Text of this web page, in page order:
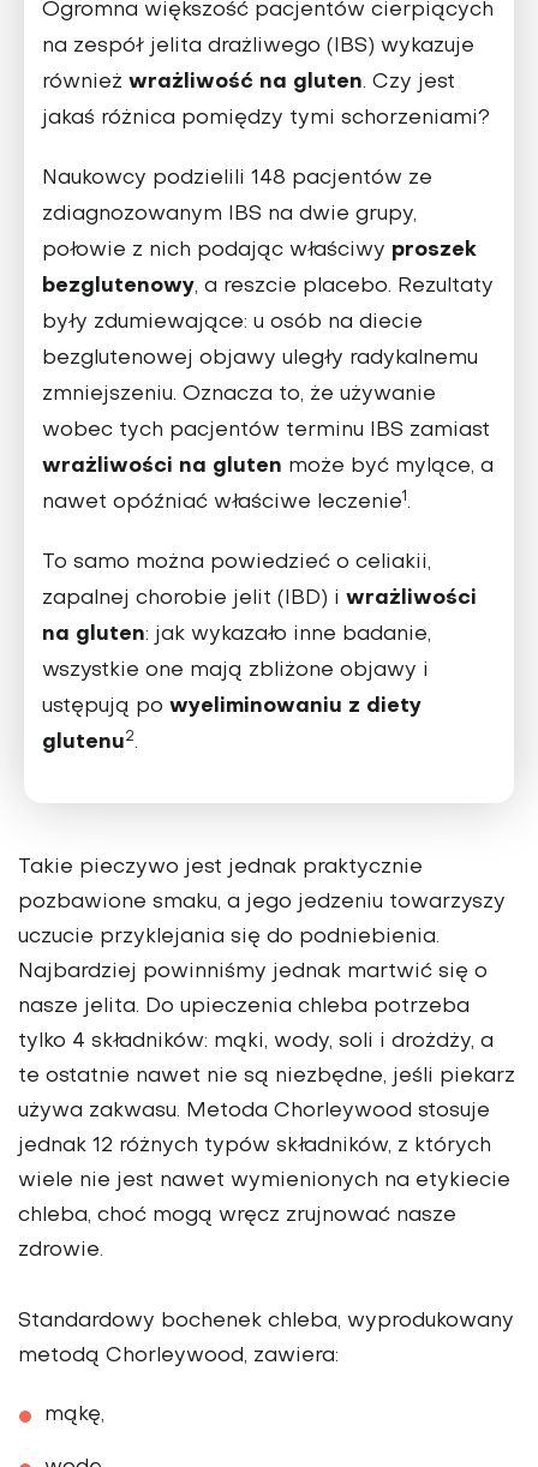
Ogromna większość pacjentów cierpiących
na zespół jelita drażliwego (IBS) wykazuje
również wrażliwość na gluten. Czy jest
jakaś różnica pomiędzy tymi schorzeniami?
Naukowcy podzielili 148 pacjentów ze
zdiagnozowanym IBS na dwie grupy,
połowie z nich podając właściwy proszek
bezglutenowy, a reszcie placebo. Rezultaty
były zdumiewające: u osób na diecie
bezglutenowej objawy uległy radykalnemu
zmniejszeniu. Oznacza to, że używanie
wobec tych pacjentów terminu IBS zamiast
wrażliwości na gluten może być mylące, a
nawet opóźniać właściwe leczenie1.
To samo można powiedzieć o celiakii,
zapalnej chorobie jelit (IBD) i wrażliwości
na gluten: jak wykazało inne badanie,
wszystkie one mają zbliżone objawy i
ustępują po wyeliminowaniu z diety
glutenu2.
Takie pieczywo jest jednak praktycznie
pozbawione smaku, a jego jedzeniu towarzyszy
uczucie przyklejania się do podniebienia.
Najbardziej powinniśmy jednak martwić się o
nasze jelita. Do upieczenia chleba potrzeba
tylko 4 składników: mąki, wody, soli i drożdży, a
te ostatnie nawet nie są niezbędne, jeśli piekarz
używa zakwasu. Metoda Chorleywood stosuje
jednak 12 różnych typów składników, z których
wiele nie jest nawet wymienionych na etykiecie
chleba, choć mogą wręcz zrujnować nasze
zdrowie.
Standardowy bochenek chleba, wyprodukowany
metodą Chorleywood, zawiera:
mąkę,